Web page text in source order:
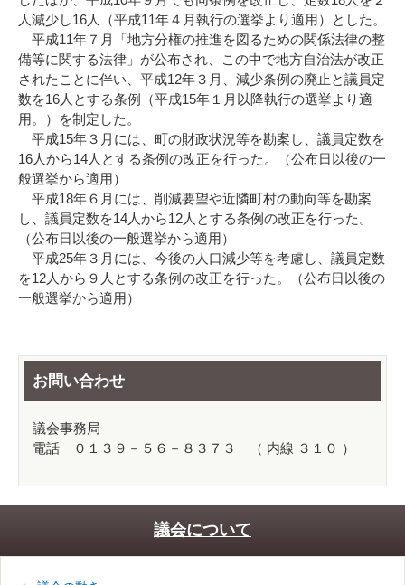
人減少し16人（平成11年４月執行の選挙より適用）とした。
平成11年７月「地方分権の推進を図るための関係法律の整
備等に関する法律」が公布され、この中で地方自治法が改正
されたことに伴い、平成12年３月、減少条例の廃止と議員定
数を16人とする条例（平成15年１月以降執行の選挙より適
用。）を制定した。
平成15年３月には、町の財政状況等を勘案し、議員定数を
16人から14人とする条例の改正を行った。（公布日以後の一
般選挙から適用）
平成18年６月には、削減要望や近隣町村の動向等を勘案
し、議員定数を14人から12人とする条例の改正を行った。
（公布日以後の一般選挙から適用）
平成25年３月には、今後の人口減少等を考慮し、議員定数
を12人から９人とする条例の改正を行った。（公布日以後の
一般選挙から適用）
お問い合わせ
議会事務局
電話 ０１３９－５６－８３７３ （ 内線 ３１０ ）
議会について